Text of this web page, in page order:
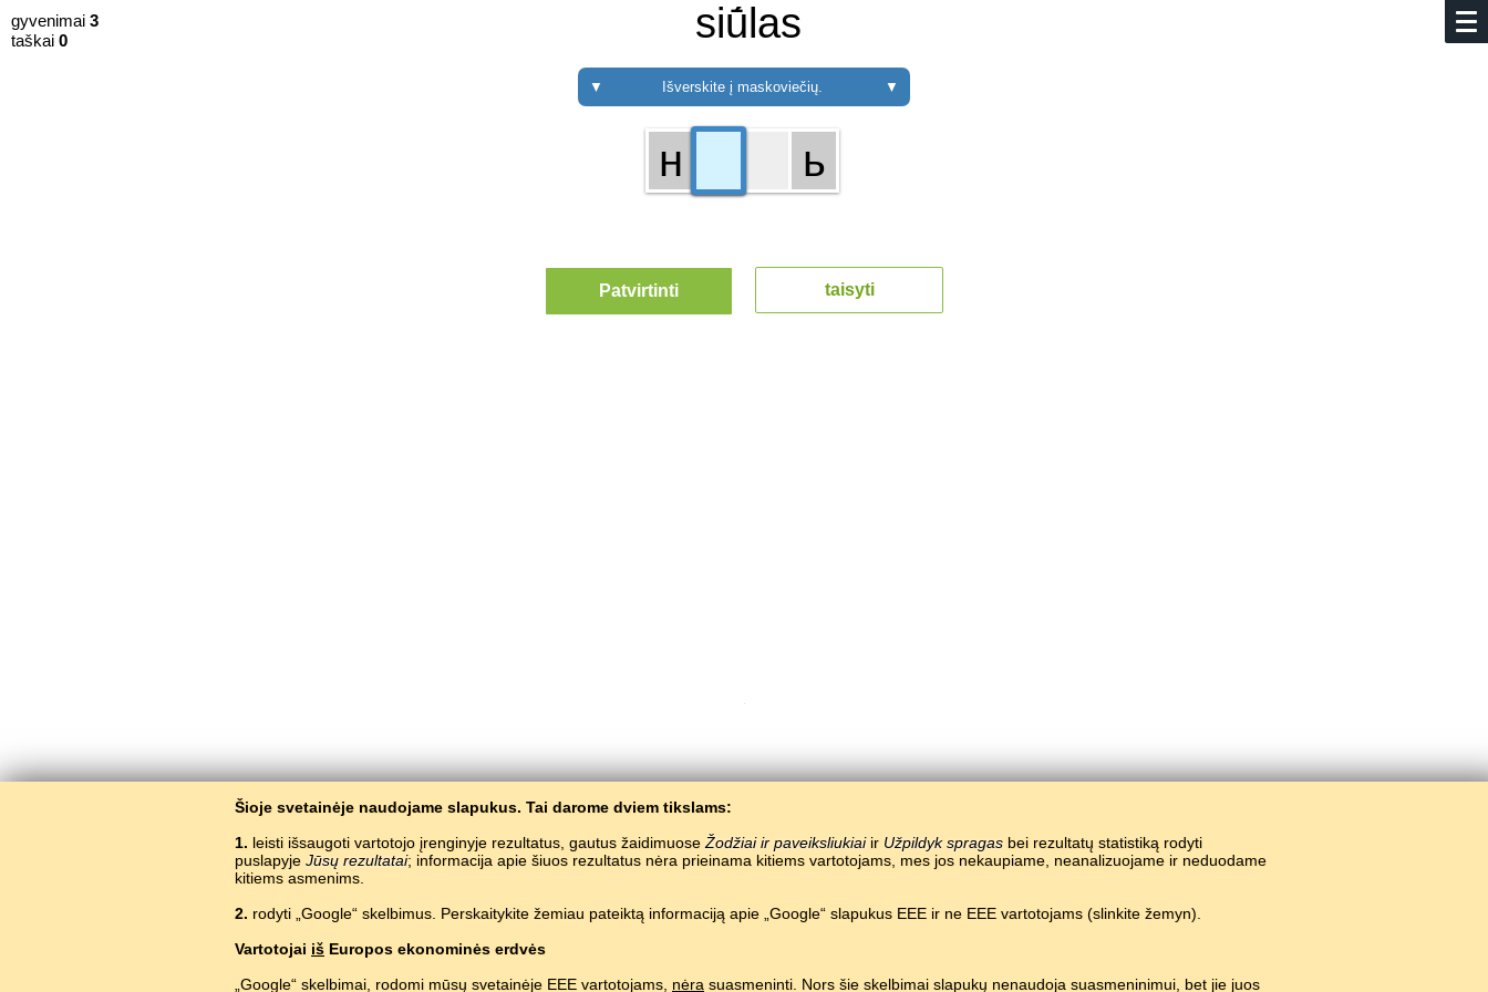
gyvenimai 3
taškai 0 siū́las
▼ Išverskite į maskoviečių. ▼
Šioje svetainėje naudojame slapukus. Tai darome dviem tikslams:
1. leisti išsaugoti vartotojo įrenginyje rezultatus, gautus žaidimuose Žodžiai ir paveiksliukiaiir Užpildyk spragas bei rezultatų statistiką rodyti
puslapyje Jūsų rezultatai; informacija apie šiuos rezultatus nėra prieinama kitiems vartotojams, mes jos nekaupiame, neanalizuojame ir neduodame
kitiems asmenims.
2. rodyti „Google“ skelbimus. Perskaitykite žemiau pateiktą informaciją apie „Google“ slapukus EEE ir ne EEE vartotojams (slinkite žemyn).
Vartotojai iš Europos ekonominės erdvės
„Google“ skelbimai, rodomi mūsų svetainėje EEE vartotojams, nėra suasmeninti. Nors šie skelbimai slapukų nenaudoja suasmeninimui, bet jie juos
Visos teisės saugomos.